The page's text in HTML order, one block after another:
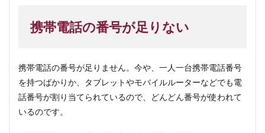
携帯電話の番号が足りない
携帯電話の番号が足りません。今や、一人一台携帯電話番号
を持つばかりか、タブレットやモバイルルーターなどでも電
話番号が割り当てられているので、どんどん番号が使われて
いるのです。